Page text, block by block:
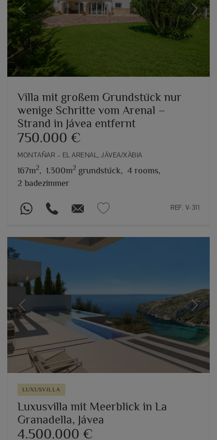
Previous Next
Villa mit großem Grundstück nur
wenige Schritte vom Arenal –
Strand in Jávea entfernt
750.000 €
MONTAÑAR – EL ARENAL, JÁVEA/XÀBIA
167m2, 1.300m2 grundstück, 4 rooms,
2 badezimmer
REF. V-311
Previous Next
LUXUSVILLA
Luxusvilla mit Meerblick in La
Granadella, Jávea
4.500.000 €